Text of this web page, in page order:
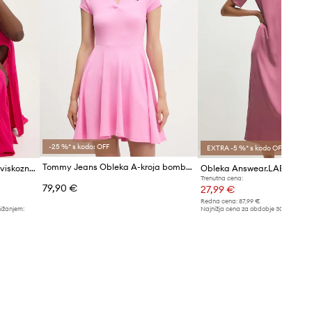
preračunane po standardni evropski
tabeli velikosti. Na etiketi
dostavljenega izdelka je originalna
oznaka proizvajalca.
Tabela velikosti
Answear.LAB obleka A-kroja viskozna
-25 %* s kodo: OFF
Tommy Jeans Obleka A-kroja bombažna z elastanom
79,90 €
EXTRA -5 %* s kodo OFF
Obleka Answear.LAB
Trenutna cena:
27,99 €
Redna cena: 87,99 €
Najnižja cena za obdobje 30 dni pred